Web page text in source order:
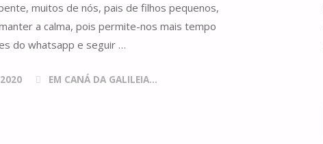
muitos de nós, pais de filhos pequenos,
a calma, pois permite-nos mais tempo
do whatsapp e seguir …
EM CANÁ DA GALILEIA...